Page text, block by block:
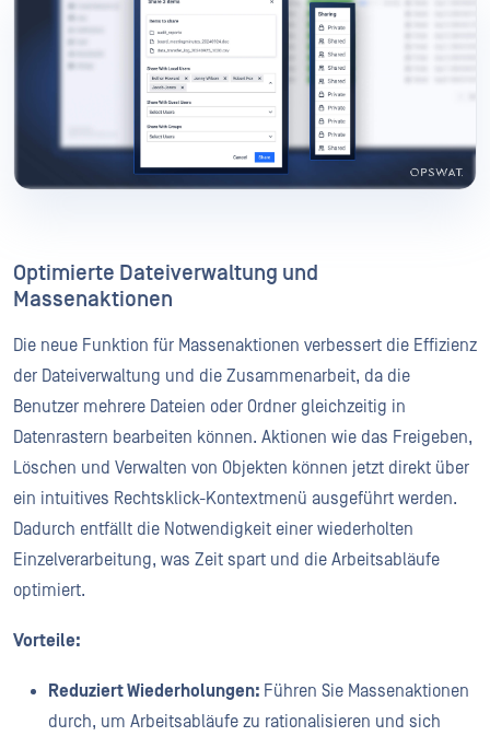
Optimierte Dateiverwaltung und
Massenaktionen
Die neue Funktion für Massenaktionen verbessert die Effizienz
der Dateiverwaltung und die Zusammenarbeit, da die
Benutzer mehrere Dateien oder Ordner gleichzeitig in
Datenrastern bearbeiten können. Aktionen wie das Freigeben,
Löschen und Verwalten von Objekten können jetzt direkt über
ein intuitives Rechtsklick-Kontextmenü ausgeführt werden.
Dadurch entfällt die Notwendigkeit einer wiederholten
Einzelverarbeitung, was Zeit spart und die Arbeitsabläufe
optimiert.
Vorteile:
Reduziert Wiederholungen: Führen Sie Massenaktionen
durch, um Arbeitsabläufe zu rationalisieren und sich